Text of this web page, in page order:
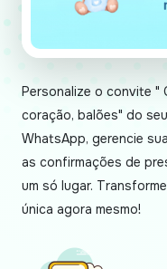
Personalize o convite "
coração, balões" do
WhatsApp, gerencie
as confirmações de
um só lugar.
única agora mesmo!